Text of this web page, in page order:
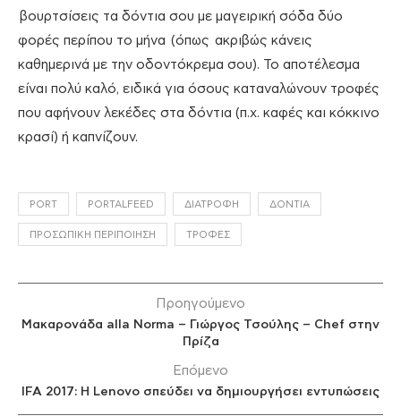
βουρτσίσεις τα δόντια σου με μαγειρική σόδα δύο
φορές περίπου το μήνα (όπως ακριβώς κάνεις
καθημερινά με την οδοντόκρεμα σου). Το αποτέλεσμα
είναι πολύ καλό, ειδικά για όσους καταναλώνουν τροφές
που αφήνουν λεκέδες στα δόντια (π.χ. καφές και κόκκινο
κρασί) ή καπνίζουν.
PORT PORTALFEED ΔΙΑΤΡΟΦΉ ΔΌΝΤΙΑ
ΠΡΟΣΩΠΙΚΉ ΠΕΡΙΠΟΊΗΣΗ ΤΡΟΦΈΣ
Προηγούμενο
Μακαρονάδα alla Norma – Γιώργος Τσούλης – Chef στην
Πρίζα
Επόμενο
IFA 2017: Η Lenovo σπεύδει να δημιουργήσει εντυπώσεις